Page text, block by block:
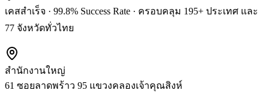
เคสสำเร็จ · 99.8% Success Rate · ครอบคลุม 195+ ประเทศ และ
77 จังหวัดทั่วไทย
สำนักงานใหญ่
61 ซอยลาดพร้าว 95 แขวงคลองเจ้าคุณสิงห์